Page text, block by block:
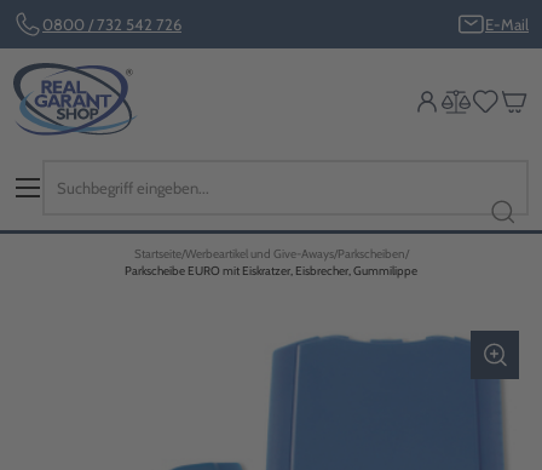
0800 / 732 542 726 E-Mail
Startseite Werbeartikel und Give-Aways Parkscheiben
Parkscheibe EURO mit Eiskratzer, Eisbrecher, Gummilippe